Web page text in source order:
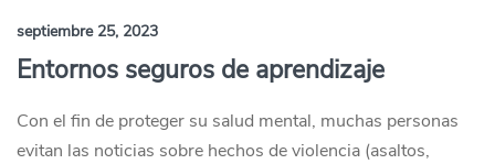
septiembre 25, 2023
Entornos seguros de aprendizaje
Con el fin de proteger su salud mental, muchas personas
evitan las noticias sobre hechos de violencia (asaltos,